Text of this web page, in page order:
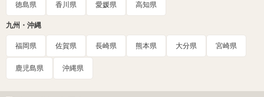
徳島県 香川県 愛媛県 高知県
九州・沖縄
福岡県 佐賀県 長崎県 熊本県 大分県 宮崎県
鹿児島県 沖縄県